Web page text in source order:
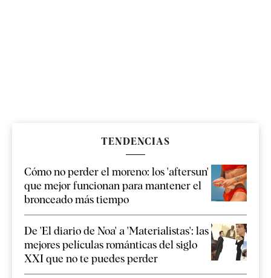
TENDENCIAS
Cómo no perder el moreno: los 'aftersun'
que mejor funcionan para mantener el
bronceado más tiempo
De 'El diario de Noa' a 'Materialistas': las
mejores películas románticas del siglo
XXI que no te puedes perder